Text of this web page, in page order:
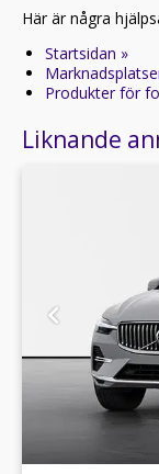
Här är några
Startsidan »
Produkter för
Liknande